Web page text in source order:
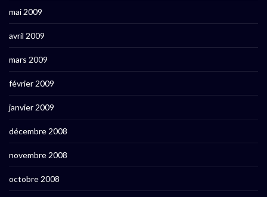
mai 2009
avril 2009
mars 2009
février 2009
janvier 2009
décembre 2008
novembre 2008
octobre 2008